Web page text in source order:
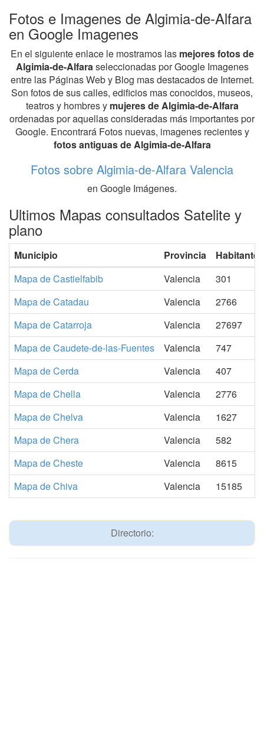
Fotos e Imagenes de Algimia-de-Alfara
en Google Imagenes
En el siguiente enlace le mostramos las mejores fotos de
Algimia-de-Alfaraseleccionadas por Google Imagenes
entre las Páginas Web y Blog mas destacados de Internet.
Son fotos de sus calles, edificios mas conocidos, museos,
teatros y hombres y mujeres de Algimia-de-Alfara
ordenadas por aquellas consideradas más importantes por
Google. Encontrará Fotos nuevas, imagenes recientes y
fotos antiguas de Algimia-de-Alfara
Fotos sobre Algimia-de-Alfara Valencia
en Google Imágenes.
Ultimos Mapas consultados Satelite y
plano
Municipio Provincia
Habitantes
Mapa de Castielfabib
Valencia
301
Mapa de Catadau
Valencia
2766
Mapa de Catarroja
Valencia
27697
Mapa de Caudete-de-las-Fuentes
Valencia
747
Mapa de Cerda
Valencia
407
Mapa de Chella
Valencia
2776
Mapa de Chelva
Valencia
1627
Mapa de Chera
Valencia
582
Mapa de Cheste
Valencia
8615
Mapa de Chiva
Valencia 15185
Directorio: